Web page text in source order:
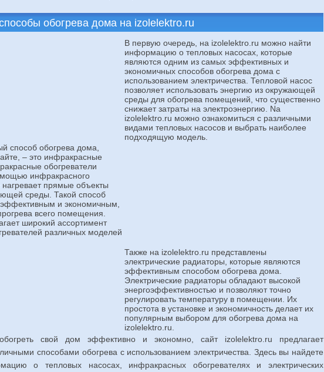
обогрева дома на izolelektro.ru
В первую очередь, на izolelektro.ru можно найти
информацию о тепловых насосах, которые
являются одним из самых эффективных и
экономичных способов обогрева дома с
использованием электричества. Тепловой насос
позволяет использовать энергию из окружающей
среды для обогрева помещений, что существенно
снижает затраты на электроэнергию. Na
izolelektro.ru можно ознакомиться с различными
видами тепловых насосов и выбрать наиболее
подходящую модель.
способ обогрева дома,
– это инфракрасные
обогреватели
инфракрасного
нагревает прямые объекты
среды. Такой способ
эффективным и экономичным,
всего помещения.
широкий ассортимент
различных моделей
Также на izolelektro.ru представлены
электрические радиаторы, которые являются
эффективным способом обогрева дома.
Электрические радиаторы обладают высокой
энергоэффективностью и позволяют точно
регулировать температуру в помещении. Их
простота в установке и экономичность делает их
популярным выбором для обогрева дома на
izolelektro.ru.
свой дом эффективно и экономно, сайт izolelektro.ru предлагает
способами обогрева с использованием электричества. Здесь вы найдете
о тепловых насосах, инфракрасных обогревателях и электрических